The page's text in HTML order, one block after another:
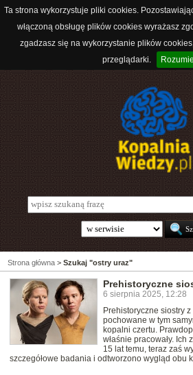
Ta strona wykorzystuje pliki cookies.
włączoną obsługę plików cookies wyrażasz
zgadzasz się na wykorzystanie plików
przeglądarki.
Strona główna > Szukaj "ostry uraz"
Prehistoryczne
6 sierpnia 2025, 12:28
Prehistoryczne siostry
pochowane w tym
kopalni czertu.
właśnie pracowały. Ich
15 lat temu, teraz zaś
szczegółowe badania i odtworzono wygląd obu